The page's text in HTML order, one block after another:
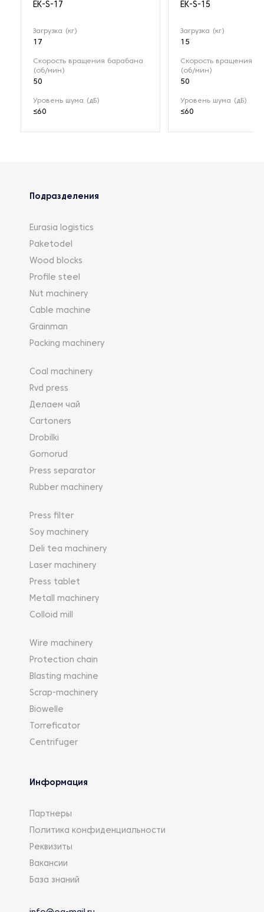
EK-S-17
Загрузка (кг)
17
Скорость вращения барабана
(об/мин)
50
Уровень шума (дБ)
≤60
EK-S-15
Загрузка (кг)
15
Скорость вращения
(об/мин)
50
Уровень шума (дБ)
≤60
Подразделения
Eurasia logistics
Paketodel
Wood blocks
Profile steel
Nut machinery
Cable machine
Grainman
Packing machinery
Coal machinery
Rvd press
Делаем чай
Cartoners
Drobilki
Gornorud
Press separator
Rubber machinery
Press filter
Soy machinery
Deli tea machinery
Laser machinery
Press tablet
Metall machinery
Colloid mill
Wire machinery
Protection chain
Blasting machine
Scrap-machinery
Biowelle
Torreficator
Centrifuger
Информация
Партнеры
Политика конфиденциальности
Реквизиты
Вакансии
База знаний